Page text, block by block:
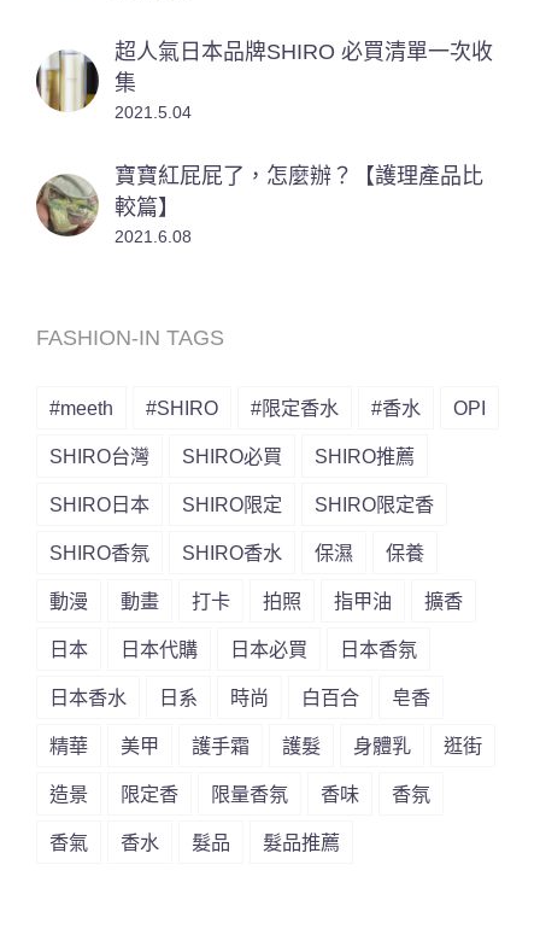
超人氣日本品牌SHIRO 必買清單一次收
集
2021.5.04
寶寶紅屁屁了，怎麼辦？【護理產品比
較篇】
2021.6.08
FASHION-IN TAGS
#meeth #SHIRO #限定香水 #香水 OPI
SHIRO台灣 SHIRO必買 SHIRO推薦
SHIRO日本 SHIRO限定 SHIRO限定香
SHIRO香氛 SHIRO香水 保濕 保養
動漫 動畫 打卡 拍照 指甲油 擴香
日本 日本代購 日本必買 日本香氛
日本香水 日系 時尚 白百合 皂香
精華 美甲 護手霜 護髮 身體乳 逛街
造景 限定香 限量香氛 香味 香氛
香氣 香水 髮品 髮品推薦